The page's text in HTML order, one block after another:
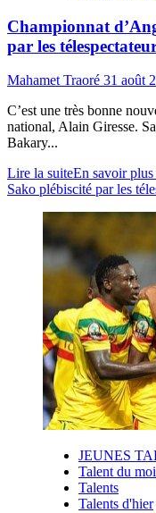
Championnat
par les
Mahamet Traoré 31 août
C’est une très bonne
national, Alain Giresse.
Bakary...
Lire la suiteEn savoir
Sako plébiscité par les
JEUNES
Talent du
Talents
Talents d'hier